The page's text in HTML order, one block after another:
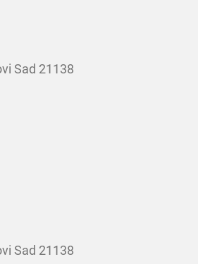
Sad 21138
Sad 21138